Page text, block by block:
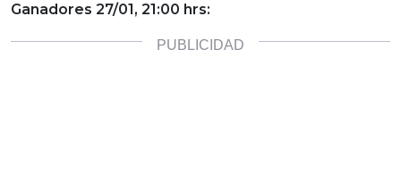
Ganadores 27/01, 21:00 hrs: